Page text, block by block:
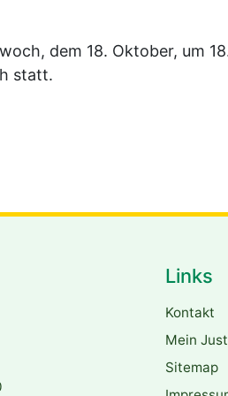
dem 18. Oktober, um
statt.
Links
Kontakt
Mein
Sitemap